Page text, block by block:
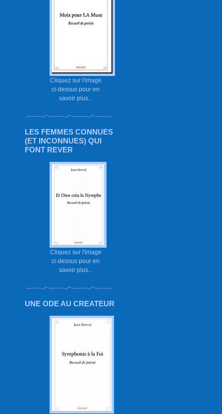
Cliquez sur l'image
ci-dessus pour en
savoir plus...
LES FEMMES CONNUES
(ET INCONNUES) QUI
FONT REVER
Cliquez sur l'image
ci-dessus pour en
savoir plus...
UNE ODE AU CREATEUR